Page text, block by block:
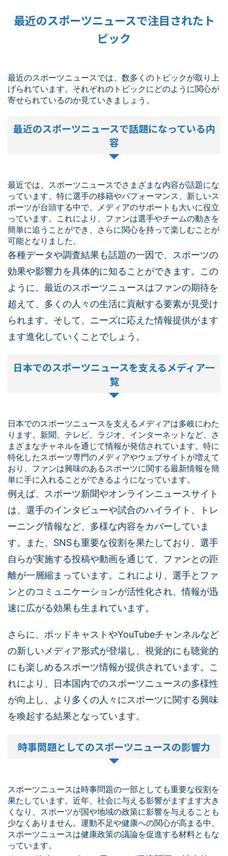
最近のスポーツニュースで注目されたト
ピック
最近のスポーツニュースでは、数多くのトピックが取り上
げられています。それぞれのトピックにどのように関心が
寄せられているのか見ていきましょう。
最近のスポーツニュースで話題になっている内
容
最近では、スポーツニュースでさまざまな内容が話題にな
っています。特に選手の移籍やパフォーマンス、新しいス
ポーツが台頭する中で、メディアのサポートも大いに役立
っています。これにより、ファンは選手やチームの動きを
簡単に追うことができ、さらに関心を持って楽しむことが
可能となりました。
各種データや調査結果も話題の一因で、スポーツの
効果や影響力を具体的に知ることができます。この
ように、最近のスポーツニュースはファンの期待を
超えて、多くの人々の生活に貢献する要素が見受け
られます。そして、ニーズに応えた情報提供がます
ます進化していくことでしょう。
日本でのスポーツニュースを支えるメディア一
覧
日本でのスポーツニュースを支えるメディアは多岐にわた
ります。新聞、テレビ、ラジオ、インターネットなど、さ
まざまなチャネルを通じて情報が発信されています。特に
特化したスポーツ専門のメディアやウェブサイトが増えて
おり、ファンは興味のあるスポーツに関する最新情報を簡
単に手に入れることができるようになっています。
例えば、スポーツ新聞やオンラインニュースサイト
は、選手のインタビューや試合のハイライト、トレ
ーニング情報など、多様な内容をカバーしていま
す。また、SNSも重要な役割を果たしており、選手
自らが実施する投稿や動画を通じて、ファンとの距
離が一層縮まっています。これにより、選手とファ
ンとのコミュニケーションが活性化され、情報が迅
速に広がる効果も生まれています。
さらに、ポッドキャストやYouTubeチャンネルなど
の新しいメディア形式が登場し、視覚的にも聴覚的
にも楽しめるスポーツ情報が提供されています。こ
れにより、日本国内でのスポーツニュースの多様性
が向上し、より多くの人々にスポーツに関する興味
を喚起する結果となっています。
時事問題としてのスポーツニュースの影響力
スポーツニュースは時事問題の一部としても重要な役割を
果たしています。近年、社会に与える影響がますます大き
くなり、スポーツが国や地域の政策に影響を与えることも
少なくありません。運動不足や健康への関心が高まる中、
スポーツニュースは健康政策の議論を促進する材料ともな
っています。